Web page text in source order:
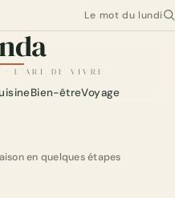
Le mot du lundi
— maison éditoriale
· L'ART DE VIVRE
Bien-êtreVoyage
en quelques étapes